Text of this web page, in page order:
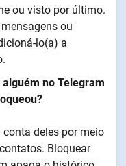
ou visto por último.
ou
lo(a) a
no Telegram
deles por meio
Bloquear